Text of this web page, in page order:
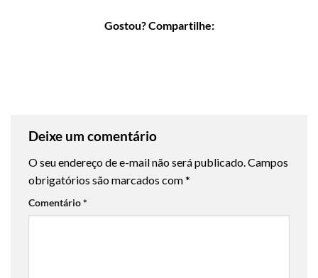
Gostou? Compartilhe:
Deixe um comentário
O seu endereço de e-mail não será publicado.Campos
obrigatórios são marcados com*
Comentário*